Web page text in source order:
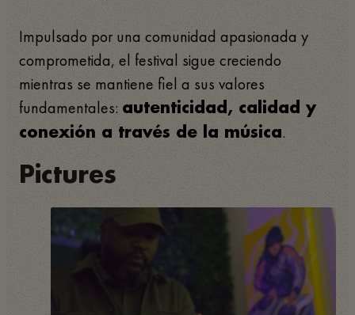
Impulsado por una comunidad apasionada y
comprometida, el festival sigue creciendo
mientras se mantiene fiel a sus valores
fundamentales: autenticidad, calidad y
conexión a través de la música.
Pictures